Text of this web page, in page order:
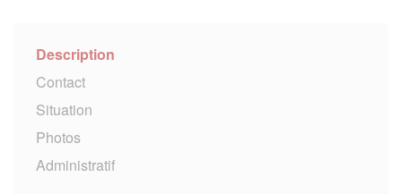
Description
Contact
Situation
Photos
Administratif